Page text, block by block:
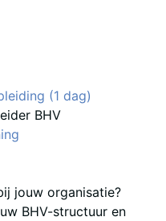
(1 dag)
BHV
jouw organisatie?
BHV-structuur en